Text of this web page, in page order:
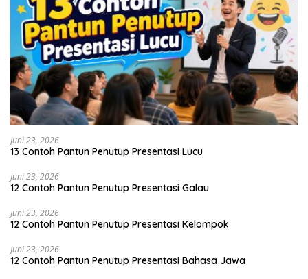
Juni 23, 2026
13 Contoh Pantun Penutup Presentasi Lucu
Juni 23, 2026
12 Contoh Pantun Penutup Presentasi Galau
Juni 23, 2026
12 Contoh Pantun Penutup Presentasi Kelompok
Juni 23, 2026
12 Contoh Pantun Penutup Presentasi Bahasa Jawa